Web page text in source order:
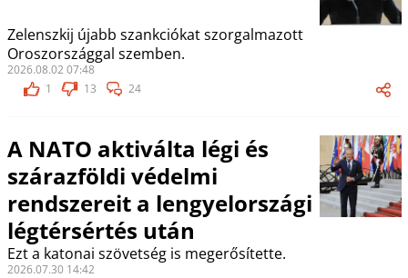
Zelenszkij újabb szankciókat szorgalmazott
Oroszországgal szemben.
2026.08.02 07:48
1
13 24
A NATO aktiválta légi és
szárazföldi védelmi
rendszereit a lengyelországi
légtérsértés után
Ezt a katonai szövetség is megerősítette.
2026.07.30 14:42